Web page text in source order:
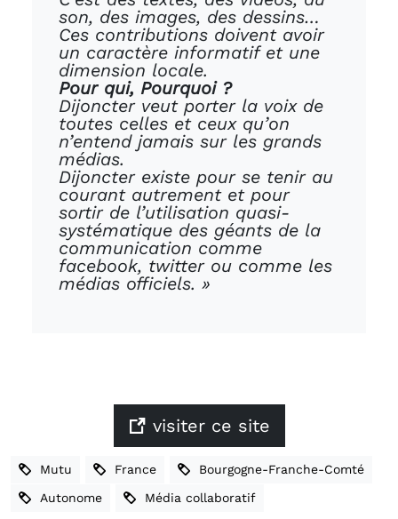
son, des images, des dessins…
Ces contributions doivent avoir
un caractère informatif et une
dimension locale.
Pour qui, Pourquoi ?
Dijoncter veut porter la voix de
toutes celles et ceux qu’on
n’entend jamais sur les grands
médias.
Dijoncter existe pour se tenir au
courant autrement et pour
sortir de l’utilisation quasi-
systématique des géants de la
communication comme
facebook, twitter ou comme les
médias officiels. »
visiter ce site
Mutu France Bourgogne-Franche-Comté
Autonome Média collaboratif